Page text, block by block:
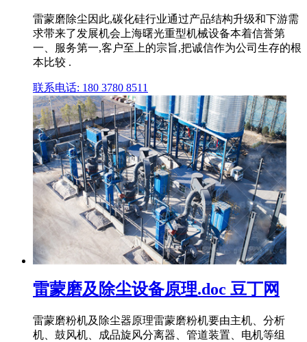
雷蒙磨除尘因此,碳化硅行业通过产品结构升级和下游需
求带来了发展机会上海曙光重型机械设备本着信誉第
一、服务第一,客户至上的宗旨,把诚信作为公司生存的根
本比较 .
联系电话: 180 3780 8511
雷蒙磨及除尘设备原理.doc 豆丁网
雷蒙磨粉机及除尘器原理雷蒙磨粉机要由主机、分析
机、鼓风机、成品旋风分离器、管道装置、电机等组